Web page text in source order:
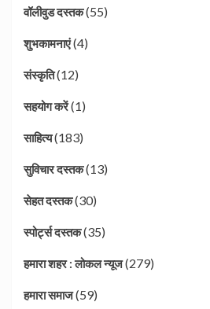
वॉलीवुड दस्तक(55)
शुभकामनाएं(4)
संस्कृति(12)
सहयोग करें(1)
साहित्य(183)
सुविचार दस्तक(13)
सेहत दस्तक(30)
स्पोर्ट्स दस्तक(35)
हमारा शहर : लोकल न्यूज(279)
हमारा समाज(59)